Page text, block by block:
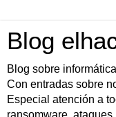
Blog
Blog sobre
Con entradas sobre
Especial atención a
ransomware,